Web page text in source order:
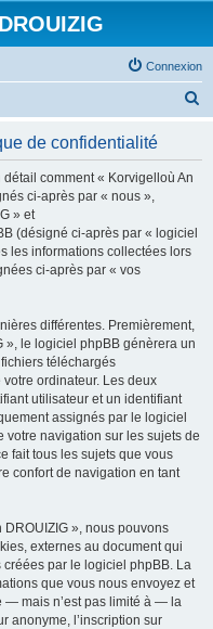
Connexion
de confidentialité
comment « Korvigelloù An
ci-après par « nous »,
» et
(désigné ci-après par « logiciel
les informations collectées lors
ci-après par « vos
différentes. Premièrement,
», le logiciel phpBB génèrera un
téléchargés
ordinateur. Les deux
utilisateur et un identifiant
assignés par le logiciel
votre navigation sur les sujets de
fait tous les sujets que vous
confort de navigation en tant
», nous pouvons
externes au document qui
par le logiciel phpBB. La
que vous nous envoyez et
— mais n’est pas limité à — la
anonyme, l’inscription sur